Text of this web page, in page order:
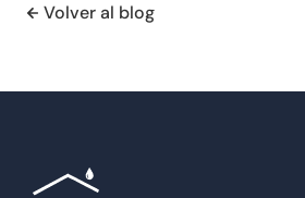
Volver al blog